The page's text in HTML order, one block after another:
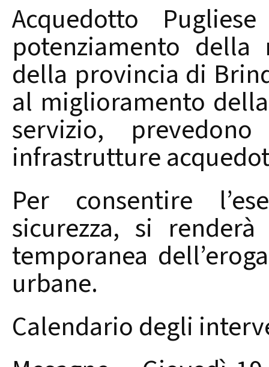
Acquedotto
potenziamento
della provincia di
al miglioramento
servizio,
infrastrutture
Per consentire
sicurezza, si
temporanea
urbane.
Calendario degli